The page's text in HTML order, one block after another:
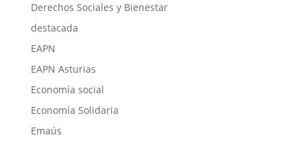
Derechos Sociales y Bienestar
destacada
EAPN
EAPN Asturias
Economía social
Economía Solidaria
Emaús